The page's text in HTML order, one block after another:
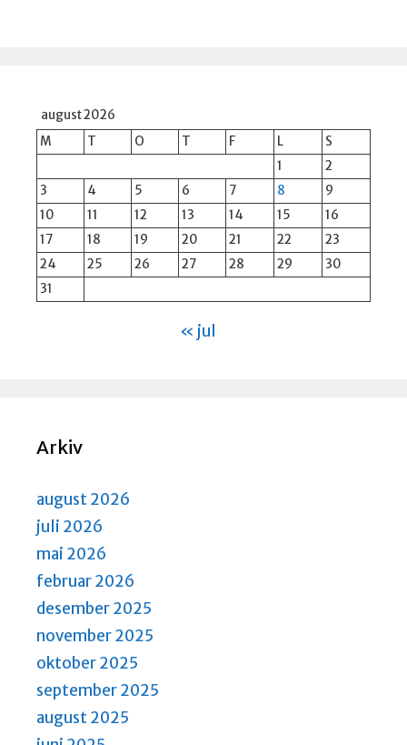
august 2026
M
T O T F L
S
1
2
3
4 5 6 7 8
9
10
11 12 13 14 15
16
17
18 19 20 21 22
23
24
25 26 27 28 29
30
31
« jul
Arkiv
august 2026
juli 2026
mai 2026
februar 2026
desember 2025
november 2025
oktober 2025
september 2025
august 2025